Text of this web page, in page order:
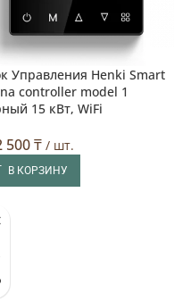
Управления Henki Smart
controller model 1
15 кВт, WiFi
500₸ / шт.
В КОРЗИНУ